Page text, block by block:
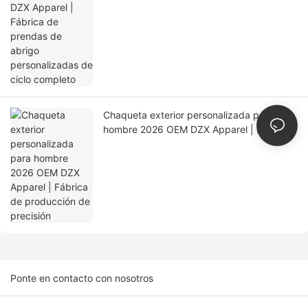
Chaqueta exterior personalizada para
hombre 2026 OEM DZX Apparel | Fábrica
Ponte en contacto con nosotros